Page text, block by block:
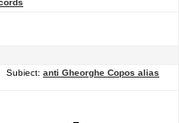
Subiect: anti Gheorghe Copos alias